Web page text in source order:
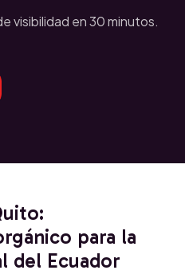
visibilidad en 30 minutos.
para la
del Ecuador